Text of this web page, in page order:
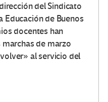
del Sindicato
Educación de Buenos
docentes han
de marzo
al servicio del